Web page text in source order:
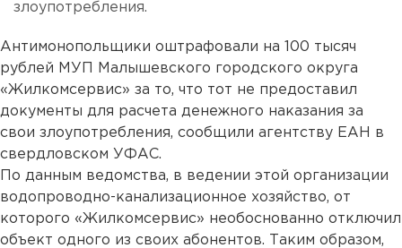
злоупотребления.
Антимонопольщики оштрафовали на 100 тысяч
рублей МУП Малышевского городского округа
«Жилкомсервис» за то, что тот не предоставил
документы для расчета денежного наказания за
свои злоупотребления, сообщили агентству ЕАН в
свердловском УФАС.
По данным ведомства, в ведении этой организации
водопроводно-канализационное хозяйство, от
которого «Жилкомсервис» необоснованно отключил
объект одного из своих абонентов. Таким образом,